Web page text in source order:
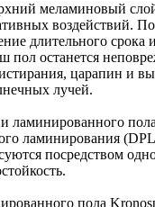
меламиновый
воздействий.
длительного срока
пол останется
царапин и
лучей.
ламинированного
ламинирования
посредством
пола